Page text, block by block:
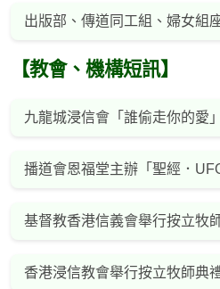
出版部、傳道同工組、婦女組
【教會、機構短訊】
九龍城浸信會「誰偷走你的愛」
播道會恩福堂主辦「聖經．
基督教香港信義會舉行按立牧
香港浸信教會舉行按立牧師典